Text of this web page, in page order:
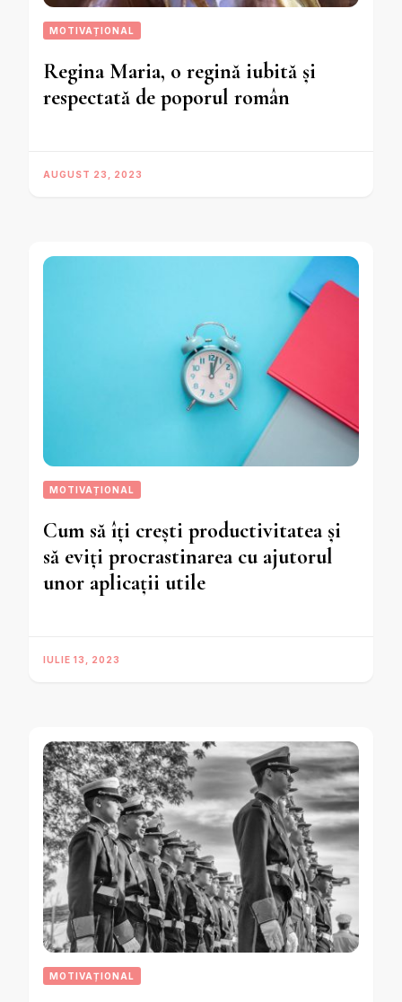
MOTIVAȚIONAL
Regina Maria, o regină iubită și
respectată de poporul român
AUGUST 23, 2023
MOTIVAȚIONAL
Cum să îți crești productivitatea și
să eviți procrastinarea cu ajutorul
unor aplicații utile
IULIE 13, 2023
MOTIVAȚIONAL